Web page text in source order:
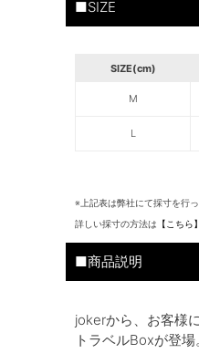
■SIZE
SIZE(cm)
M
L
※上記表は弊社にて採寸を行
詳しい採寸の方法は 【こちら
■商品説明
jokerから、お客様
トラベルBoxが登場